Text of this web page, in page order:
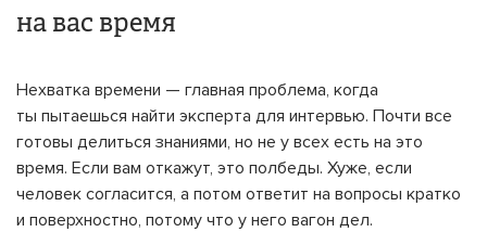
на вас время
Нехватка времени — главная проблема, когда
ты пытаешься найти эксперта для интервью. Почти все
готовы делиться знаниями, но не у всех есть на это
время. Если вам откажут, это полбеды. Хуже, если
человек согласится, а потом ответит на вопросы кратко
и поверхностно, потому что у него вагон дел.